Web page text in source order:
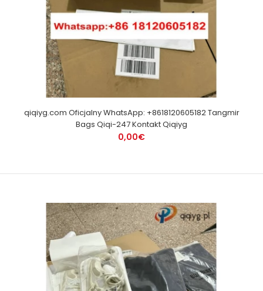
qiqiyg.com Oficjalny WhatsApp: +8618120605182 Tangmir
Bags Qiqi-247 Kontakt Qiqiyg
0,00€